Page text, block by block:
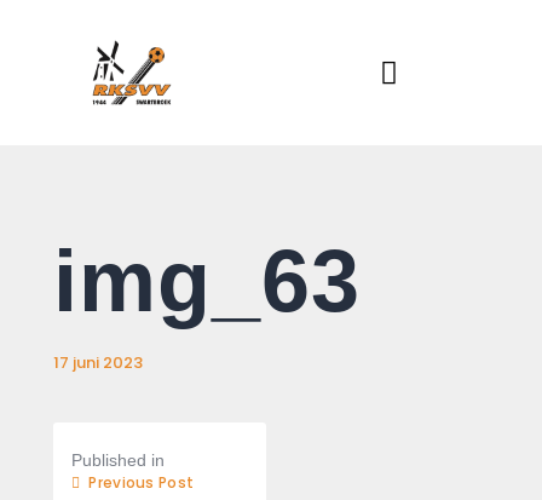
Actueel
Teams
Foto album
img_63
17 juni 2023
Published in
Previous Post